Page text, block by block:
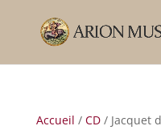
Accueil / CD/ Jacquet